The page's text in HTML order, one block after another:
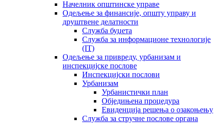
Начелник општинске управе
Одељење за финансије, општу управу и
друштвене делатности
Служба буџета
Служба за информационе технологије
(IT)
Одељење за привреду, урбанизам и
инспекцијске послове
Инспекцијски послови
Урбанизам
Урбанистички план
Обједињена процедура
Евиденција решења о озакоњењу
Служба за стручне послове органа